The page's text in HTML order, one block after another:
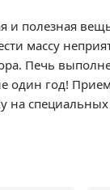
и полезная
массу
Печь
год!
на